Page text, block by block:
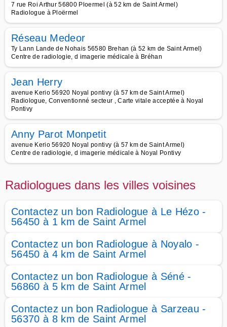
7 rue Roi Arthur 56800 Ploermel (à 52 km de Saint Armel)
Radiologue à Ploërmel
Réseau Medeor
Ty Lann Lande de Nohais 56580 Brehan (à 52 km de Saint Armel)
Centre de radiologie, d imagerie médicale à Bréhan
Jean Herry
avenue Kerio 56920 Noyal pontivy (à 57 km de Saint Armel)
Radiologue, Conventionné secteur , Carte vitale acceptée à Noyal
Pontivy
Anny Parot Monpetit
avenue Kerio 56920 Noyal pontivy (à 57 km de Saint Armel)
Centre de radiologie, d imagerie médicale à Noyal Pontivy
Radiologues dans les villes voisines
Contactez un bon Radiologue à Le Hézo -
56450 à 1 km de Saint Armel
Contactez un bon Radiologue à Noyalo -
56450 à 4 km de Saint Armel
Contactez un bon Radiologue à Séné -
56860 à 5 km de Saint Armel
Contactez un bon Radiologue à Sarzeau -
56370 à 8 km de Saint Armel